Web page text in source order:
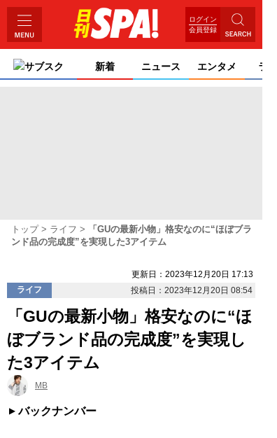
ログイン
会員登録
サブスク 新着 ニュース エンタメ ライ
トップ ライフ
「GUの最新小物」格安なのに“ほぼブラ
ンド品の完成度”を実現した3アイテム
更新日：2023年12月20日 17:13
ライフ
投稿日：2023年12月20日 08:54
「GUの最新小物」格安なのに“ほ
ぼブランド品の完成度”を実現し
た3アイテム
MB
バックナンバー